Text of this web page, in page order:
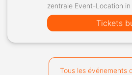
zentrale Event-Location
Tickets
Tous les événements